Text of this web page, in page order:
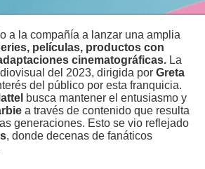
a la compañía a lanzar una amplia
películas, productos con
cinematográficas. La
del 2023, dirigida por Greta
del público por esta franquicia.
busca mantener el entusiasmo y
a través de contenido que resulta
generaciones. Esto se vio reflejado
, donde decenas de fanáticos